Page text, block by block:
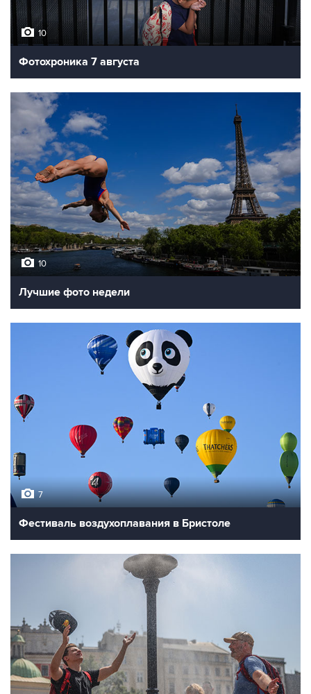
10
Фотохроника 7 августа
10
Лучшие фото недели
7
Фестиваль воздухоплавания в Бристоле